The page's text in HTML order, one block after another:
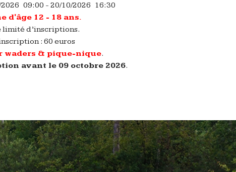
09:00 - 20/10/2026 16:30
d'âge 12 - 18 ans.
limité d’inscriptions.
: 60 euros
waders & pique-nique.
avant le 09 octobre 2026.